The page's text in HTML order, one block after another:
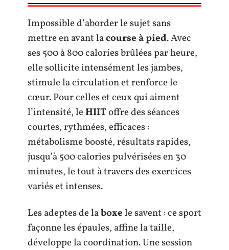
Impossible d’aborder le sujet sans
mettre en avant lacourse à pied. Avec
ses 500 à 800 calories brûlées par heure,
elle sollicite intensément les jambes,
stimule la circulation et renforce le
cœur. Pour celles et ceux qui aiment
l’intensité, leHIIToffre des séances
courtes, rythmées, efficaces :
métabolisme boosté, résultats rapides,
jusqu’à 500 calories pulvérisées en 30
minutes, le tout à travers des exercices
variés et intenses.
Les adeptes de laboxele savent : ce sport
façonne les épaules, affine la taille,
développe la coordination. Une session